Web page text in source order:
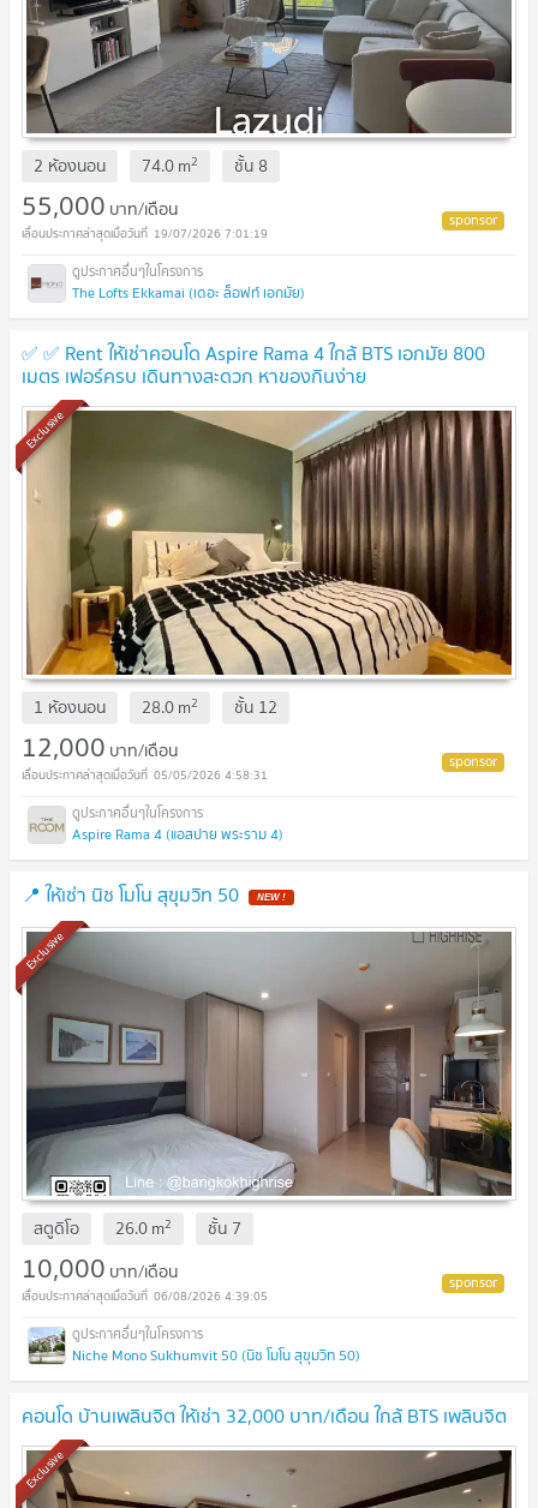
2 ห้องนอน 74.0m2 ชั้น 8
55,000 บาท/เดือน
19/07/2026 7:01:19
The Lofts Ekkamai (เดอะ ล็อฟท์ เอกมัย)
✅ ✅ Rent ให้เช่าคอนโด Aspire Rama 4 ใกล้ BTS เอกมัย 800
เมตร เฟอร์ครบ เดินทางสะดวก หาของกินง่าย
Exclusive
1 ห้องนอน 28.0m2 ชั้น 12
12,000 บาท/เดือน
05/05/2026 4:58:31
Aspire Rama 4 (แอสปาย พระราม 4)
📍 ให้เช่า นิช โมโน สุขุมวิท 50
Exclusive
สตูดิโอ 26.0m2 ชั้น 7
10,000 บาท/เดือน
06/08/2026 4:39:05
Niche Mono Sukhumvit 50 (นิช โมโน สุขุมวิท 50)
คอนโด บ้านเพลินจิต ให้เช่า 32,000 บาท/เดือน ใกล้ BTS เพลินจิต
Exclusive